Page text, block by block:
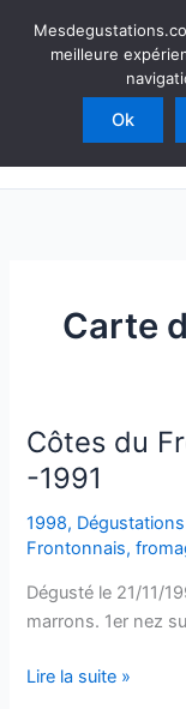
Dégustations,
Rechercher
Carte
Côtes du
-1991
1998, Dégustations
Frontonnais,
Dégusté le 21/11/
marrons. 1er nez
Côtes
Lire la suite »
meilleure
Ok